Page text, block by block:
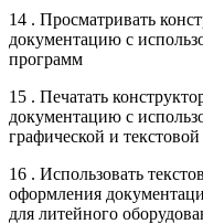
14 . Просматривать
документацию с
программ
15 . Печатать
документацию с
графической и
16 . Использовать
оформления
для литейного